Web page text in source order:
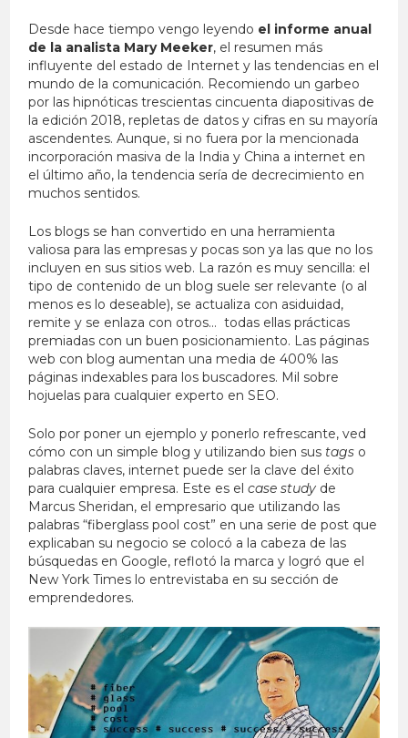
Desde hace tiempo vengo leyendo el informe anual
de la analista Mary Meeker, el resumen más
influyente del estado de Internet y las tendencias en el
mundo de la comunicación. Recomiendo un garbeo
por las hipnóticas trescientas cincuenta diapositivas de
la edición 2018, repletas de datos y cifras en su mayoría
ascendentes. Aunque, si no fuera por la mencionada
incorporación masiva de la India y China a internet en
el último año, la tendencia sería de decrecimiento en
muchos sentidos.
Los blogs se han convertido en una herramienta
valiosa para las empresas y pocas son ya las que no los
incluyen en sus sitios web. La razón es muy sencilla: el
tipo de contenido de un blog suele ser relevante (o al
menos es lo deseable), se actualiza con asiduidad,
remite y se enlaza con otros… todas ellas prácticas
premiadas con un buen posicionamiento. Las páginas
web con blog aumentan una media de 400% las
páginas indexables para los buscadores. Mil sobre
hojuelas para cualquier experto en SEO.
Solo por poner un ejemplo y ponerlo refrescante, ved
cómo con un simple blog y utilizando bien sus tags o
palabras claves, internet puede ser la clave del éxito
para cualquier empresa. Este es elcase study de
Marcus Sheridan, el empresario que utilizando las
palabras “fiberglass pool cost” en una serie de post que
explicaban su negocio se colocó a la cabeza de las
búsquedas en Google, reflotó la marca y logró que el
New York Times lo entrevistaba en su sección de
emprendedores.